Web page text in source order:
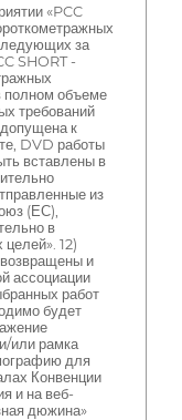
«PCC
за
SHORT -
полном объеме
требований
к
DVD работы
вставлены в
из
(ЕС),
в
12)
и
ассоциации
работ
будет
или рамка
для
Конвенции
и на веб-
дюжина»